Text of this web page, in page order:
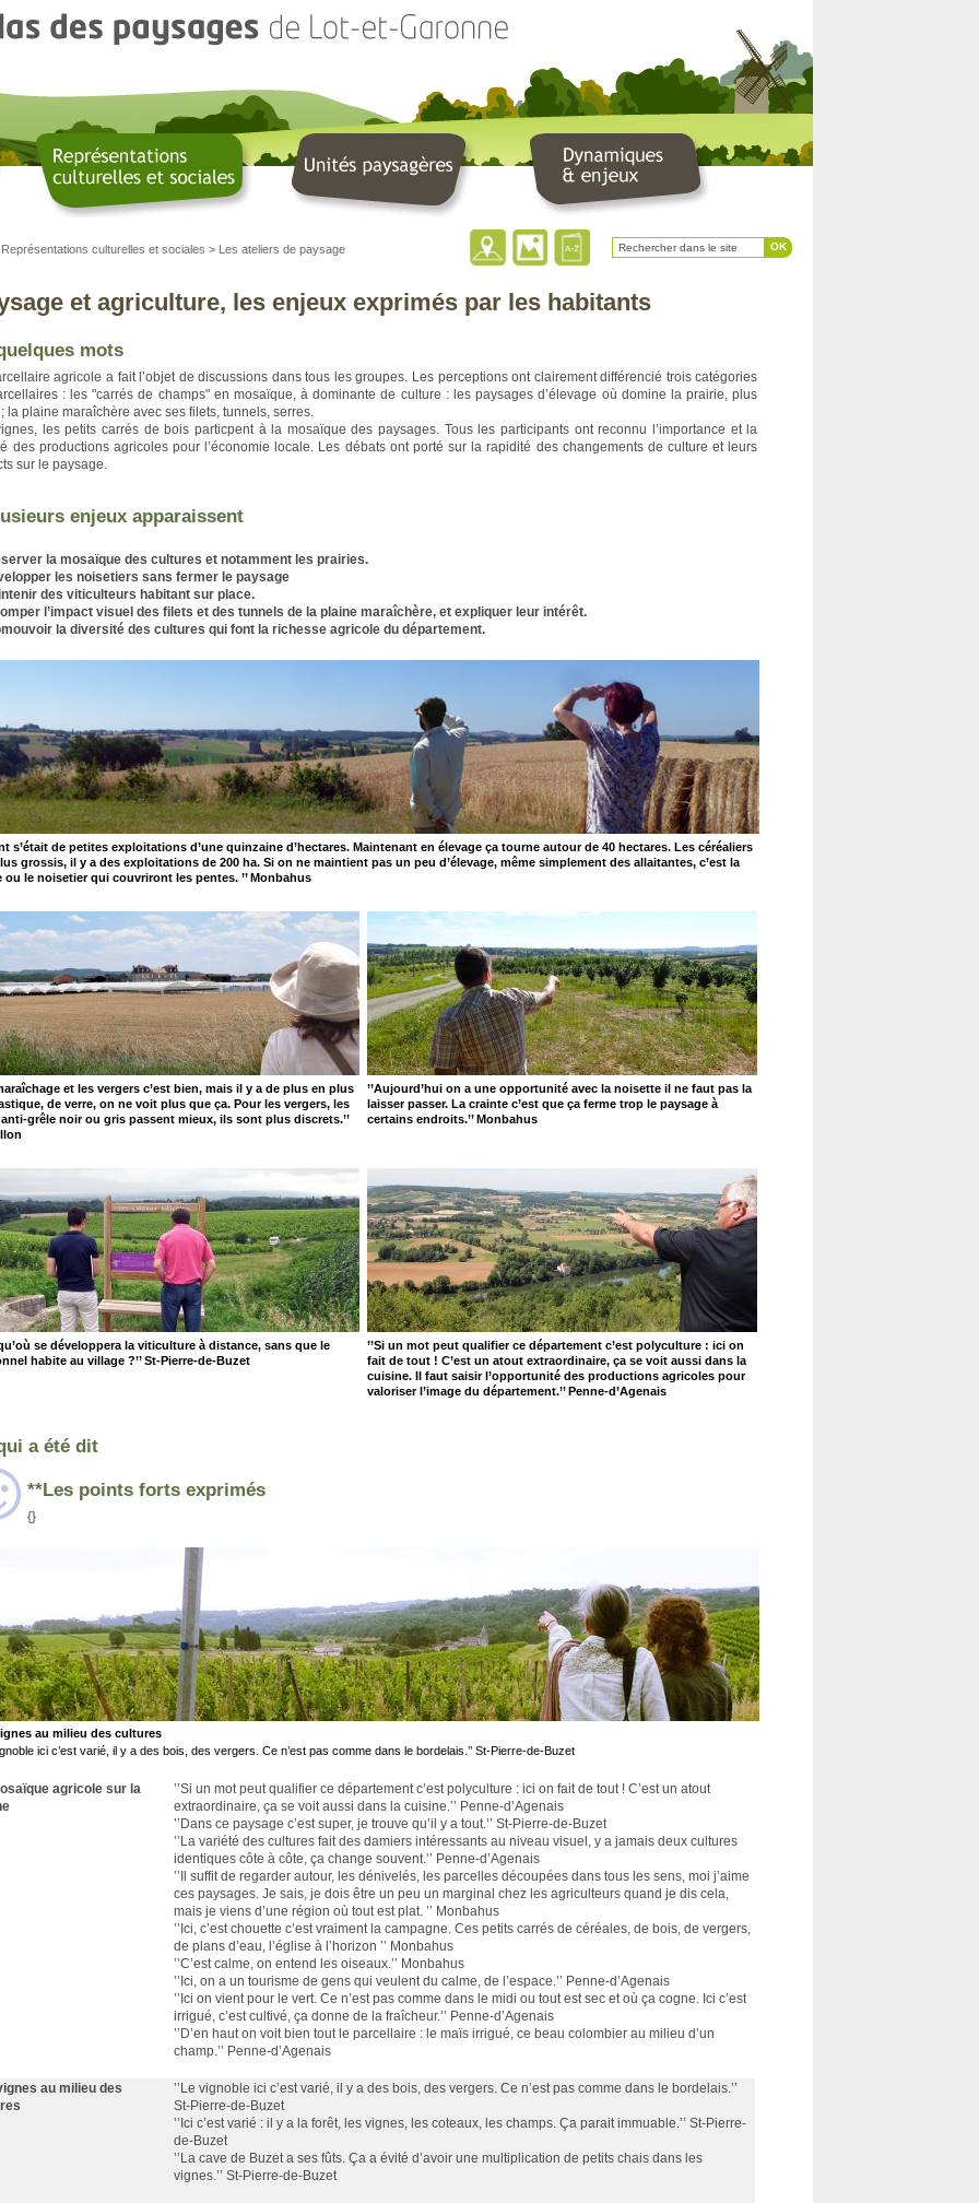
Représentations culturelles et sociales > Les ateliers de paysage
et agriculture, les enjeux exprimés par les habitants
mots
agricole a fait l’objet de discussions dans tous les groupes. Les perceptions ont clairement différencié trois catégories
: les "carrés de champs" en mosaïque, à dominante de culture : les paysages d’élevage où domine la prairie, plus
la plaine maraîchère avec ses filets, tunnels, serres.
les petits carrés de bois particpent à la mosaïque des paysages. Tous les participants ont reconnu l’importance et la
des productions agricoles pour l’économie locale. Les débats ont porté sur la rapidité des changements de culture et leurs
sur le paysage.
enjeux apparaissent
la mosaïque des cultures et notamment les prairies.
les noisetiers sans fermer le paysage
des viticulteurs habitant sur place.
l’impact visuel des filets et des tunnels de la plaine maraîchère, et expliquer leur intérêt.
la diversité des cultures qui font la richesse agricole du département.
s’était de petites exploitations d’une quinzaine d’hectares. Maintenant en élevage ça tourne autour de 40 hectares. Les céréaliers
grossis, il y a des exploitations de 200 ha. Si on ne maintient pas un peu d’élevage, même simplement des allaitantes, c’est la
ou le noisetier qui couvriront les pentes. ’’ Monbahus
et les vergers c’est bien, mais il y a de plus en plus
de verre, on ne voit plus que ça. Pour les vergers, les
grêle noir ou gris passent mieux, ils sont plus discrets.’’
’’Aujourd’hui on a une opportunité avec la noisette il ne faut pas la
laisser passer. La crainte c’est que ça ferme trop le paysage à
certains endroits.’’ Monbahus
se développera la viticulture à distance, sans que le
habite au village ?’’ St-Pierre-de-Buzet
’’Si un mot peut qualifier ce département c’est polyculture : ici on
fait de tout ! C’est un atout extraordinaire, ça se voit aussi dans la
cuisine. Il faut saisir l’opportunité des productions agricoles pour
valoriser l’image du département.’’ Penne-d’Agenais
a été dit
**Les points forts exprimés
{}
au milieu des cultures
ici c’est varié, il y a des bois, des vergers. Ce n’est pas comme dans le bordelais.’’ St-Pierre-de-Buzet
agricole sur la
’’Si un mot peut qualifier ce département c’est polyculture : ici on fait de tout ! C’est un atout
extraordinaire, ça se voit aussi dans la cuisine.’’ Penne-d’Agenais
’’Dans ce paysage c’est super, je trouve qu’il y a tout.’’ St-Pierre-de-Buzet
’’La variété des cultures fait des damiers intéressants au niveau visuel, y a jamais deux cultures
identiques côte à côte, ça change souvent.’’ Penne-d’Agenais
’’Il suffit de regarder autour, les dénivelés, les parcelles découpées dans tous les sens, moi j’aime
ces paysages. Je sais, je dois être un peu un marginal chez les agriculteurs quand je dis cela,
mais je viens d’une région où tout est plat. ’’ Monbahus
’’Ici, c’est chouette c’est vraiment la campagne. Ces petits carrés de céréales, de bois, de vergers,
de plans d’eau, l’église à l’horizon ’’ Monbahus
’’C’est calme, on entend les oiseaux.’’ Monbahus
’’Ici, on a un tourisme de gens qui veulent du calme, de l’espace.’’ Penne-d’Agenais
’’Ici on vient pour le vert. Ce n’est pas comme dans le midi ou tout est sec et où ça cogne. Ici c’est
irrigué, c’est cultivé, ça donne de la fraîcheur.’’ Penne-d’Agenais
’’D’en haut on voit bien tout le parcellaire : le maïs irrigué, ce beau colombier au milieu d’un
champ.’’ Penne-d’Agenais
au milieu des
’’Le vignoble ici c’est varié, il y a des bois, des vergers. Ce n’est pas comme dans le bordelais.’’
St-Pierre-de-Buzet
’’Ici c’est varié : il y a la forêt, les vignes, les coteaux, les champs. Ça parait immuable.’’ St-Pierre-
de-Buzet
’’La cave de Buzet a ses fûts. Ça a évité d’avoir une multiplication de petits chais dans les
vignes.’’ St-Pierre-de-Buzet